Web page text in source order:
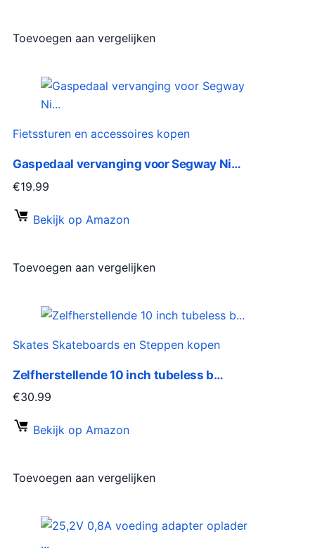
Toevoegen aan vergelijken
Fietssturen en accessoires kopen
Gaspedaal vervanging voor Segway Ni…
€19.99
Bekijk op Amazon
Toevoegen aan vergelijken
Skates Skateboards en Steppen kopen
Zelfherstellende 10 inch tubeless b…
€30.99
Bekijk op Amazon
Toevoegen aan vergelijken